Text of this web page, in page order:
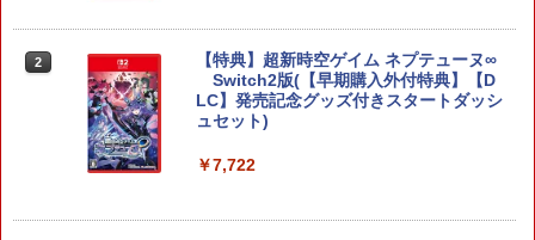
2
【特典】超新時空ゲイム ネプテューヌ∞
Switch2版(【早期購入外付特典】【D
LC】発売記念グッズ付きスタートダッシ
ュセット)
￥7,722